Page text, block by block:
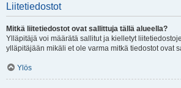
Liitetiedostot
Mitkä liitetiedostot ovat sallittuja tällä alueella?
Ylläpitäjä voi määrätä sallitut ja kielletyt
ylläpitäjään mikäli et ole varma mitkä tiedostot ovat
Ylös